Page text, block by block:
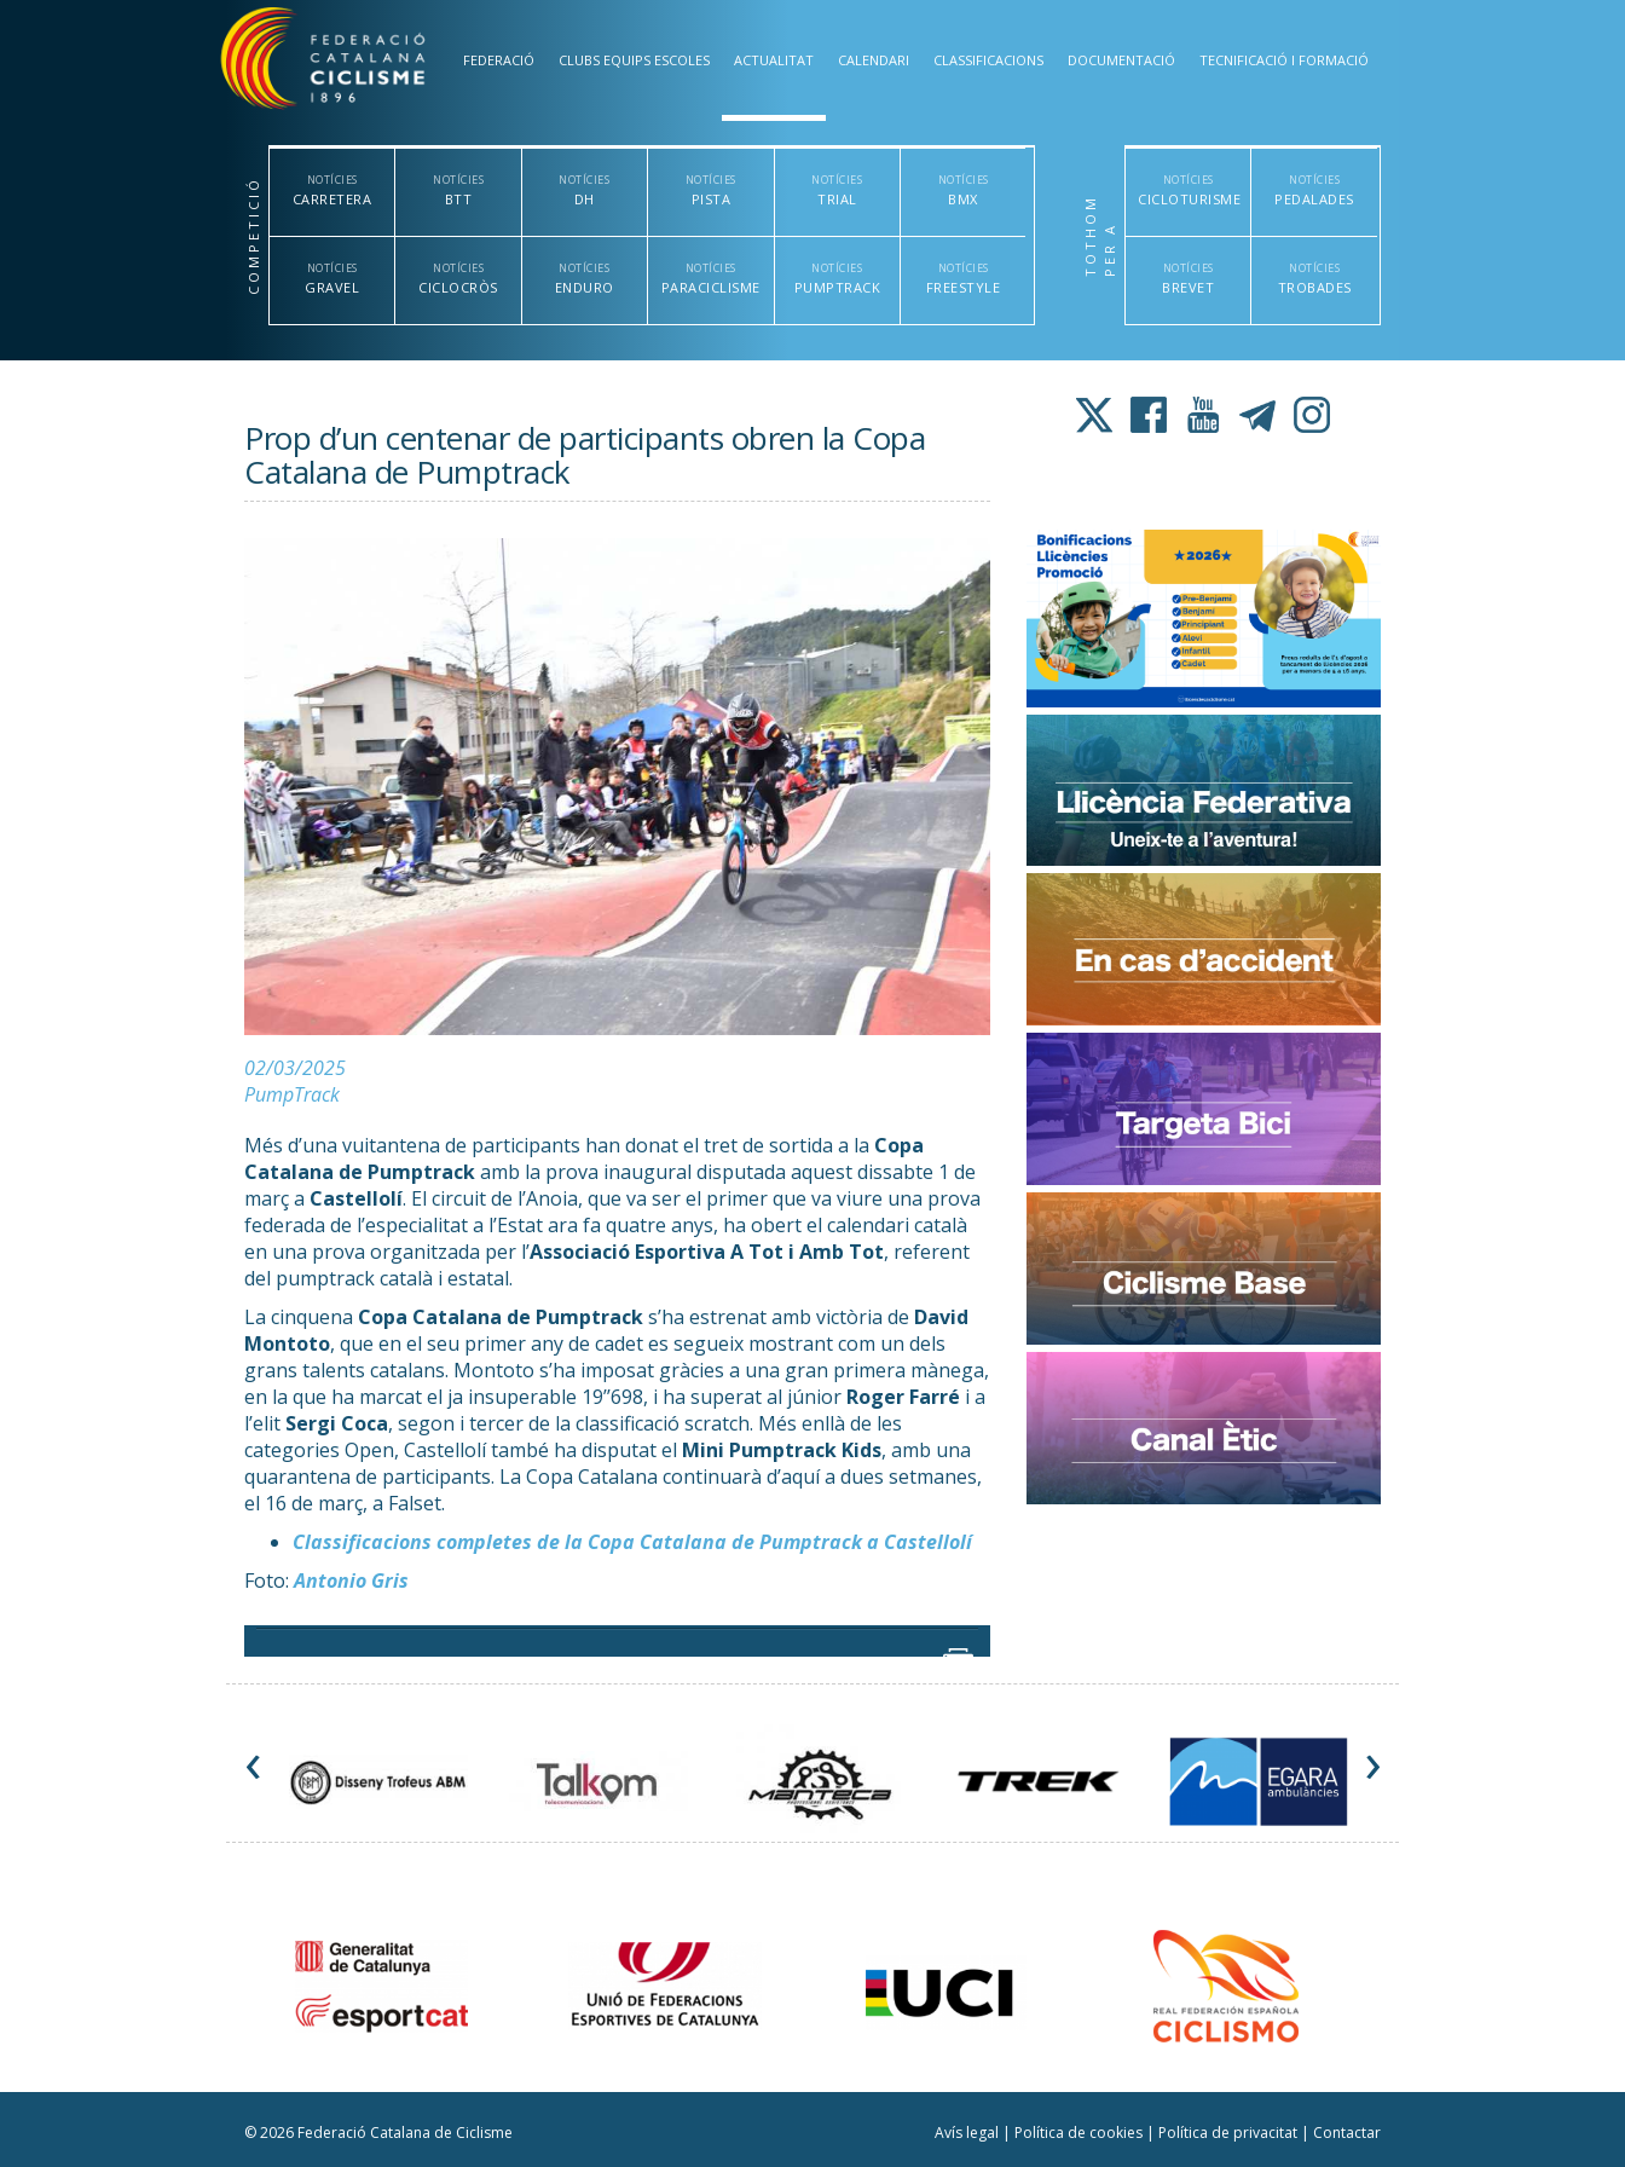
FEDERACIÓ CLUBS EQUIPS ESCOLES ACTUALITAT CALENDARI CLASSIFICACIONS DOCUMENTACIÓ TECNIFICACIÓ I FORMACIÓ
COMPETICIÓ NOTÍCIES
CARRETERA
NOTÍCIES
BTT
NOTÍCIES
DH
NOTÍCIES
PISTA
NOTÍCIES
TRIAL
NOTÍCIES
BMX
NOTÍCIES
GRAVEL
NOTÍCIES
CICLOCRÒS
NOTÍCIES
ENDURO
NOTÍCIES
PARACICLISME
NOTÍCIES
PUMPTRACK
NOTÍCIES
FREESTYLE
P
E
R
A
T
O
T
H
O
M
NOTÍCIES
CICLOTURISME
NOTÍCIES
PEDALADES
NOTÍCIES
BREVET
NOTÍCIES
TROBADES
Prop d’un centenar de participants obren la Copa
Catalana de Pumptrack
02/03/2025
PumpTrack
Més d’una vuitantena de participants han donat el tret de sortida a la Copa
Catalana de Pumptrackamb la prova inaugural disputada aquest dissabte 1 de
març a Castellolí. El circuit de l’Anoia, que va ser el primer que va viure una prova
federada de l’especialitat a l’Estat ara fa quatre anys, ha obert el calendari català
en una prova organitzada per l’Associació Esportiva A Tot i Amb Tot, referent
del pumptrack català i estatal.
La cinquena Copa Catalana de Pumptracks’ha estrenat amb victòria de David
Montoto, que en el seu primer any de cadet es segueix mostrant com un dels
grans talents catalans. Montoto s’ha imposat gràcies a una gran primera mànega,
en la que ha marcat el ja insuperable 19’’698, i ha superat al júnior Roger Farré i a
l’elit Sergi Coca, segon i tercer de la classificació scratch. Més enllà de les
categories Open, Castellolí també ha disputat el Mini Pumptrack Kids, amb una
quarantena de participants. La Copa Catalana continuarà d’aquí a dues setmanes,
el 16 de març, a Falset.
Classificacions completes de la Copa Catalana de Pumptrack a Castellolí
Foto:Antonio Gris
‹ ›
© 2026 Federació Catalana de Ciclisme Avís legal | Política de cookies | Política de privacitat | Contactar